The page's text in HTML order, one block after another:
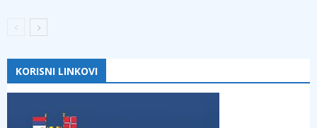
KORISNI LINKOVI